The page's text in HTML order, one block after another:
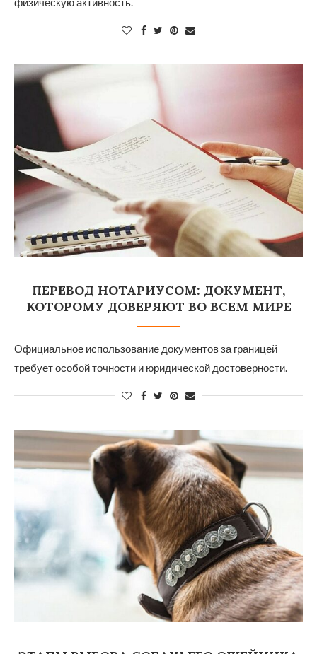
ПЕРЕВОД НОТАРИУСОМ: ДОКУМЕНТ,
КОТОРОМУ ДОВЕРЯЮТ ВО ВСЕМ МИРЕ
Официальное использование документов за границей
требует особой точности и юридической достоверности.